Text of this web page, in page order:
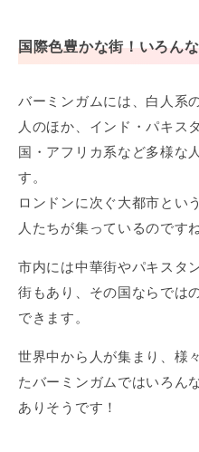
国際色豊かな街！いろん
バーミンガムには、白人系
人のほか、インド・パキス
国・アフリカ系など多様な
す。
ロンドンに次ぐ大都市とい
人たちが集っているのです
市内には中華街やパキスタ
街もあり、その国ならでは
できます。
世界中から人が集まり、様
たバーミンガムではいろん
ありそうです！